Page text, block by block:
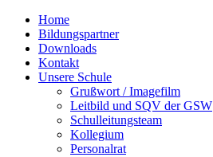
Home
Bildungspartner
Downloads
Kontakt
Unsere Schule
Grußwort / Imagefilm
Leitbild und SQV der GSW
Schulleitungsteam
Kollegium
Personalrat